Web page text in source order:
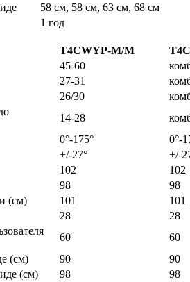
58 см, 58 см, 63 см, 68 см
1 год
T4CWYP-M/M
45-60
27-31
26/30
14-28
0°-175°
0°-
+/-27°
+/-
102
102
98
98
(см)
101
101
28
28
60
60
(см)
90
90
(см)
98
98